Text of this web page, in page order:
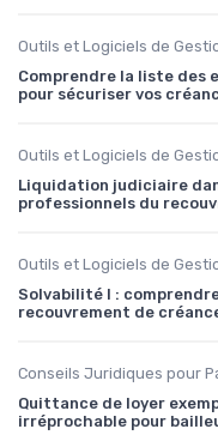
Outils et Logiciels de
Comprendre la liste des
pour sécuriser vos
Outils et Logiciels de
Liquidation judiciaire
professionnels du
Outils et Logiciels de
Solvabilité I :
recouvrement de
Conseils Juridiques pour
Quittance de loyer
irréprochable pour